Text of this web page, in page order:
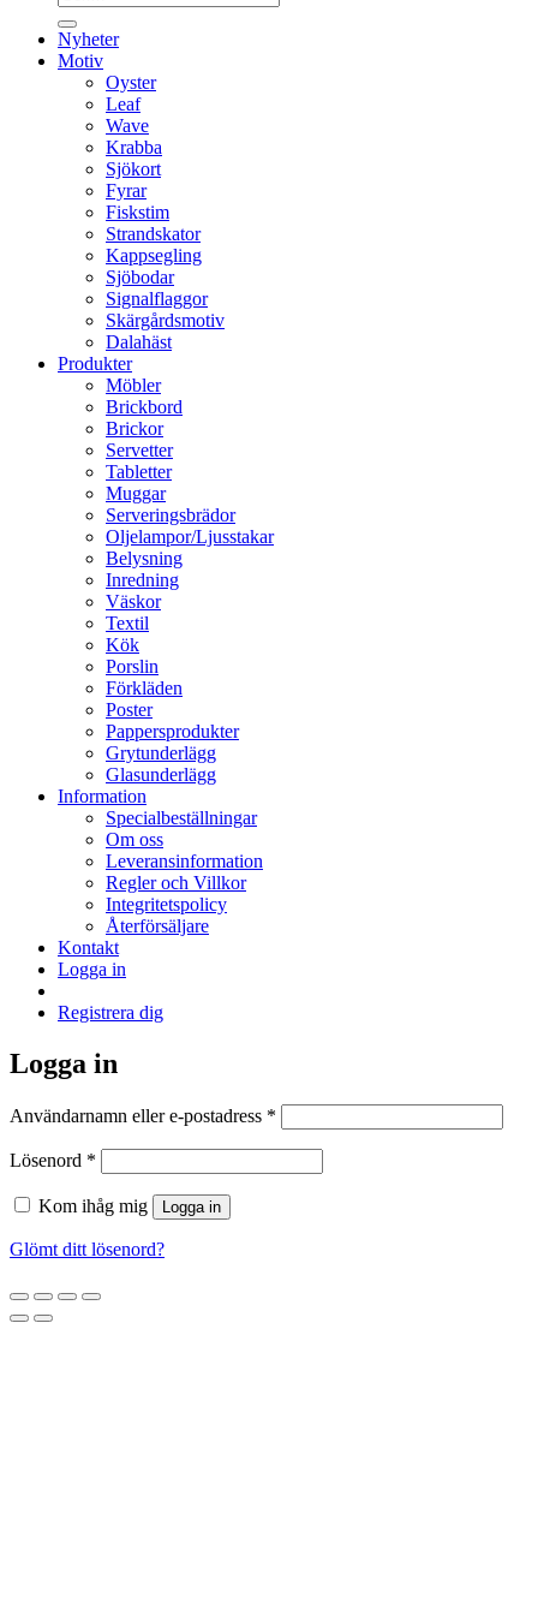
efter:
Nyheter
Motiv
Oyster
Leaf
Wave
Krabba
Sjökort
Fyrar
Fiskstim
Strandskator
Kappsegling
Sjöbodar
Signalflaggor
Skärgårdsmotiv
Dalahäst
Produkter
Möbler
Brickbord
Brickor
Servetter
Tabletter
Muggar
Serveringsbrädor
Oljelampor/Ljusstakar
Belysning
Inredning
Väskor
Textil
Kök
Porslin
Förkläden
Poster
Pappersprodukter
Grytunderlägg
Glasunderlägg
Information
Specialbeställningar
Om oss
Leveransinformation
Regler och Villkor
Integritetspolicy
Återförsäljare
Kontakt
Logga in
Registrera dig
Logga in
Användarnamn eller e-postadress *
Lösenord *
Kom ihåg mig Logga in
Glömt ditt lösenord?